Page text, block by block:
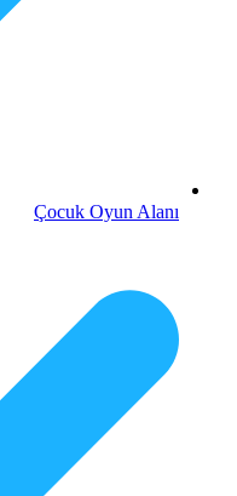
Çocuk Oyun Alanı